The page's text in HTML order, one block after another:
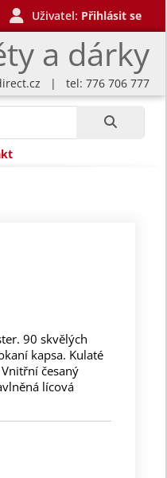
a dárky
Uživatel: Přihlásit se
| tel: 776 706 777
90 skvělých
kapsa. Kulaté
česaný
lícová